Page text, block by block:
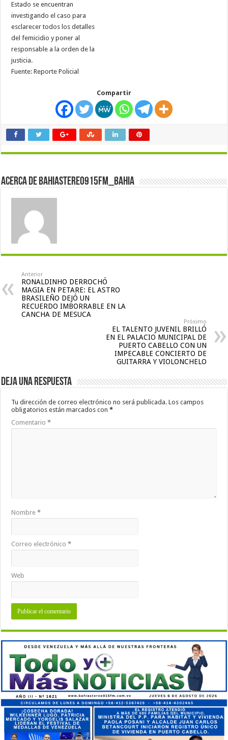
Estado se encuentran
investigando el caso para
esclarecer todos los detalles
del femicidio y poner al
responsable a la orden de la
justicia.
Fuente: Reporte Policial
Compartir
Acerca de bahiastereo915fm_bahia
Anterior
RONALDINHO DERROCHÓ
MAGIA EN PETARE: EL ASTRO
BRASILEÑO DEJÓ UN
RECUERDO IMBORRABLE EN LA
CANCHA DE MESUCA
Próximo
EL TALENTO JUVENIL BRILLÓ
EN EL PALACIO MUNICIPAL DE
PUERTO CABELLO CON UN
IMPECABLE CONCIERTO DE
GUITARRA Y VIOLONCHELO
Deja una respuesta
Tu dirección de correo electrónico no será publicada. Los campos
obligatorios están marcados con*
Comentario*
Nombre*
Correo electrónico*
Web